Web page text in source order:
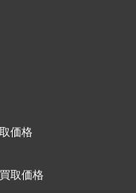
価格
取価格